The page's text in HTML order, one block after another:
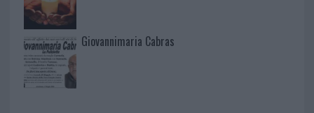
Giovannimaria Cabras